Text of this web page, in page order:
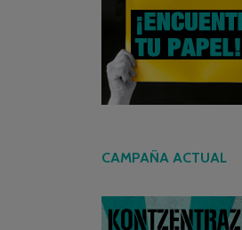
CAMPAÑA ACTUAL